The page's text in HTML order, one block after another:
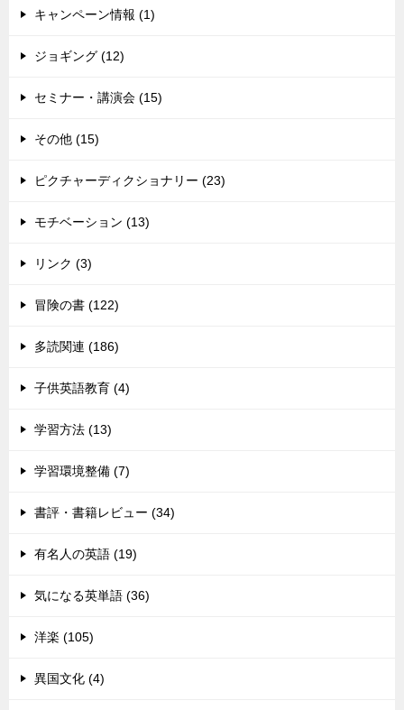
キャンペーン情報 (1)
ジョギング (12)
セミナー・講演会 (15)
その他 (15)
ピクチャーディクショナリー (23)
モチベーション (13)
リンク (3)
冒険の書 (122)
多読関連 (186)
子供英語教育 (4)
学習方法 (13)
学習環境整備 (7)
書評・書籍レビュー (34)
有名人の英語 (19)
気になる英単語 (36)
洋楽 (105)
異国文化 (4)